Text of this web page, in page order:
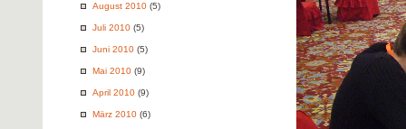
August 2010 (5)
Juli 2010 (5)
Juni 2010 (5)
Mai 2010 (9)
April 2010 (9)
März 2010 (6)